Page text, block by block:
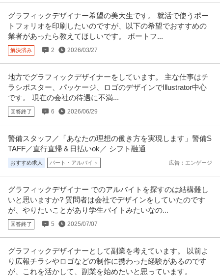
グラフィックデザイナー希望の美大生です。 就活で使うポー
トフォリオを印刷したいのですが、以下の希望でおすすめの
業者があったら教えてほしいです。 ポートフ...
解決済み 2 2026/03/27
地方でグラフィックデザイナーをしています。 主な仕事はチ
ラシポスター、パッケージ、ロゴのデザインでIllustrator中心
です。 現在の会社の待遇に不満...
回答終了 6 2026/06/29
警備スタッフ／「あなたの理想の働き方を実現します」警備S
TAFF／直行直帰＆日払いok／ シフト融通
おすすめ求人 パート・アルバイト 広告：エンゲージ
グラフィックデザイナー でのアルバイトを探すのは結構難し
いと思いますか? 質問者は会社でデザインをしていたのです
が、やりたいことがあり学生バイトみたいなの...
回答終了 5 2025/07/07
グラフィックデザイナーとして副業を考えています。 以前よ
り広報チラシやロゴなどの制作に携わった経験があるのです
が、これを活かして、副業を始めたいと思っています。